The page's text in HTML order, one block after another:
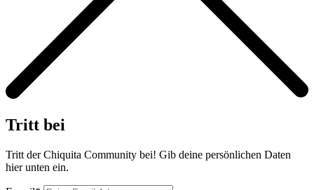
Tritt bei
Tritt der Chiquita Community bei! Gib deine persönlichen Daten
hier unten ein.